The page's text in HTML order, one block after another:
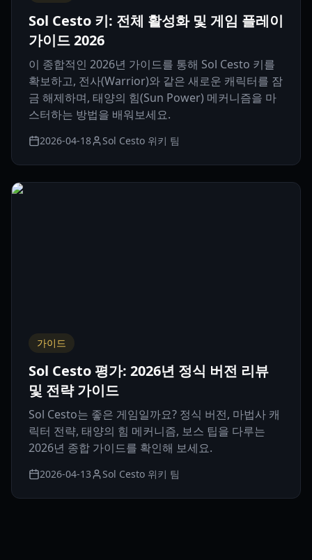
Sol Cesto 키: 전체 활성화 및 게임 플레이
가이드 2026
이 종합적인 2026년 가이드를 통해 Sol Cesto 키를
확보하고, 전사(Warrior)와 같은 새로운 캐릭터를 잠
금 해제하며, 태양의 힘(Sun Power) 메커니즘을 마
스터하는 방법을 배워보세요.
2026-04-18 Sol Cesto 위키 팀
가이드
Sol Cesto 평가: 2026년 정식 버전 리뷰
및 전략 가이드
Sol Cesto는 좋은 게임일까요? 정식 버전, 마법사 캐
릭터 전략, 태양의 힘 메커니즘, 보스 팁을 다루는
2026년 종합 가이드를 확인해 보세요.
2026-04-13 Sol Cesto 위키 팀